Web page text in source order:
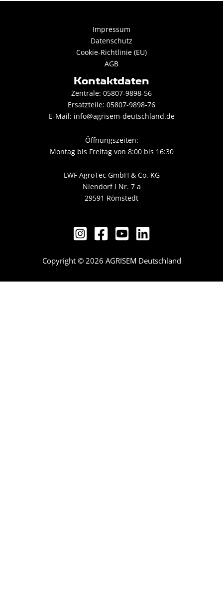
Impressum
Datenschutz
Cookie-Richtlinie (EU)
AGB
Kontaktdaten
Zentrale: 05807-9898-56
Ersatzteile: 05807-9898-76
E-Mail: info@agrisem-deutschland.de
Öffnungszeiten:
Montag bis Freitag von 8:00 bis 16:30
LWF AgroTec GmbH & Co. KG
Niendorf I Nr. 7 a
29591 Römstedt
Copyright © 2026 AGRISEM Deutschland